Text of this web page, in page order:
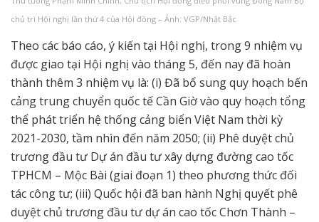
chủ trì Hội nghị lần thứ 4 của Hội đồng – Ảnh: VGP/Nhật Bắc
Theo các báo cáo, ý kiến tại Hội nghị, trong 9 nhiệm vụ
được giao tại Hội nghị vào tháng 5, đến nay đã hoàn
thành thêm 3 nhiệm vụ là: (i) Đã bổ sung quy hoạch bến
cảng trung chuyển quốc tế Cần Giờ vào quy hoạch tổng
thể phát triển hệ thống cảng biển Việt Nam thời kỳ
2021-2030, tầm nhìn đến năm 2050; (ii) Phê duyệt chủ
trương đầu tư Dự án đầu tư xây dựng đường cao tốc
TPHCM – Mộc Bài (giai đoạn 1) theo phương thức đối
tác công tư; (iii) Quốc hội đã ban hành Nghị quyết phê
duyệt chủ trương đầu tư dự án cao tốc Chơn Thành –